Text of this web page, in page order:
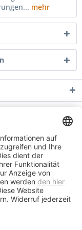
mehr
Versandkostenund ggf.
beschrieben